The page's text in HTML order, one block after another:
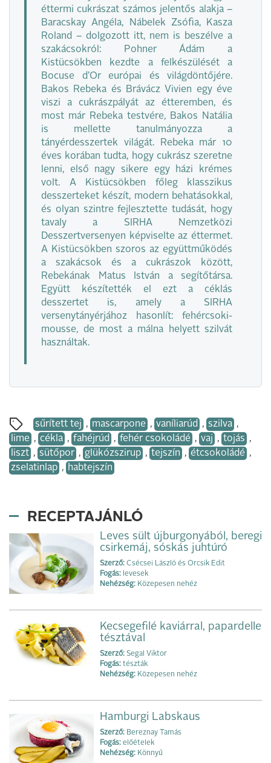
éttermi cukrászat számos jelentős alakja –
Baracskay Angéla, Nábelek Zsófia, Kasza
Roland – dolgozott itt, nem is beszélve a
szakácsokról: Pohner Ádám a
Kistücsökben kezdte a felkészülését a
Bocuse d’Or európai és világdöntőjére.
Bakos Rebeka és Brávácz Vivien egy éve
viszi a cukrászpályát az étteremben, és
most már Rebeka testvére, Bakos Natália
is mellette tanulmányozza a
tányérdesszertek világát. Rebeka már 10
éves korában tudta, hogy cukrász szeretne
lenni, első nagy sikere egy házi krémes
volt. A Kistücsökben főleg klasszikus
desszerteket készít, modern behatásokkal,
és olyan szintre fejlesztette tudását, hogy
tavaly a SIRHA Nemzetközi
Desszertversenyen képviselte az éttermet.
A Kistücsökben szoros az együttműködés
a szakácsok és a cukrászok között,
Rebekának Matus István a segítőtársa.
Együtt készítették el ezt a céklás
desszertet is, amely a SIRHA
versenytányérjához hasonlít: fehércsoki-
mousse, de most a málna helyett szilvát
használtak.
sűrített tej , mascarpone , vaníliarúd , szilva ,
lime , cékla , fahéjrúd , fehér csokoládé , vaj , tojás ,
liszt , sütőpor , glükózszirup , tejszín , étcsokoládé ,
zselatinlap , habtejszín
RECEPTAJÁNLÓ
Leves sült újburgonyából, beregi
csirkemáj, sóskás juhtúró
Szerző: Csécsei László és Orcsik Edit
Fogás: levesek
Nehézség: Közepesen nehéz
Kecsegefilé kaviárral, papardelle
tésztával
Szerző: Segal Viktor
Fogás: tészták
Nehézség: Közepesen nehéz
Hamburgi Labskaus
Szerző: Bereznay Tamás
Fogás: előételek
Nehézség: Könnyű